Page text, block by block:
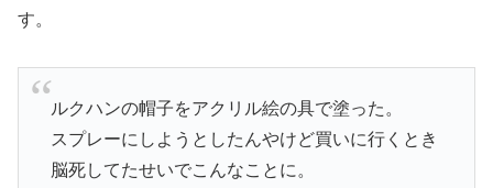
す。
ルクハンの帽子をアクリル絵の具で塗った。
スプレーにしようとしたんやけど買いに行くとき
脳死してたせいでこんなことに。